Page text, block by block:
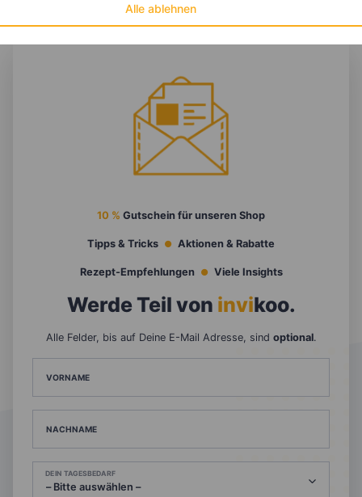
Alle ablehnen
10 % Gutschein für unseren Shop
Tipps & Tricks Aktionen & Rabatte
Rezept-Empfehlungen Viele Insights
Werde Teil von invikoo.
Alle Felder, bis auf Deine E-Mail Adresse, sind optional.
VORNAME
NACHNAME
DEIN TAGESBEDARF